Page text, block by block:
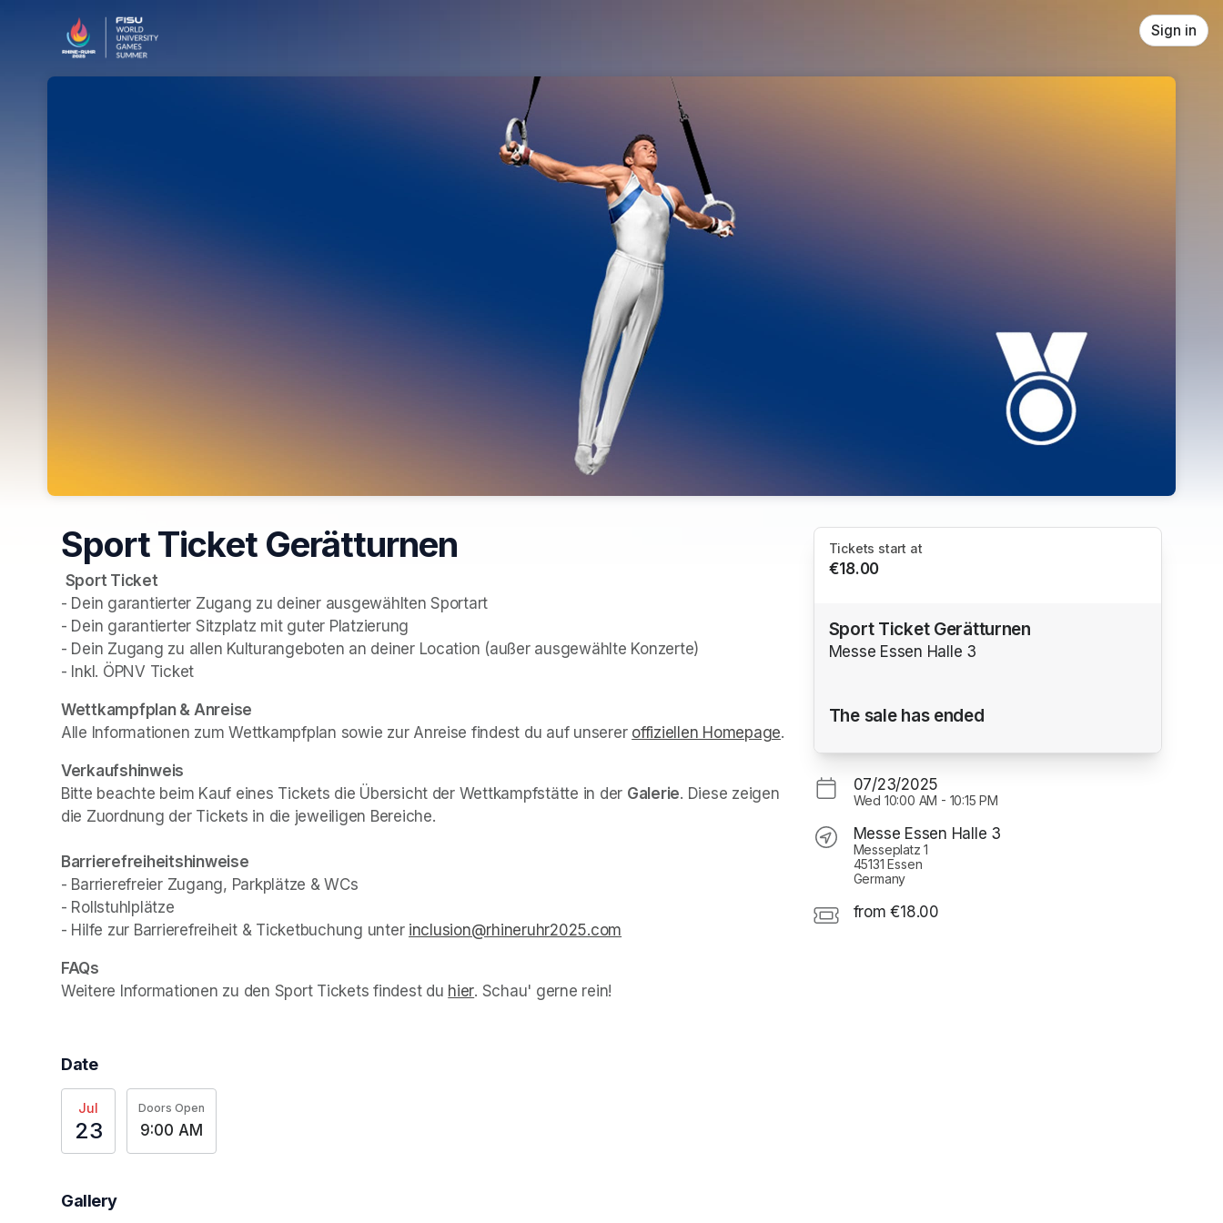
Sign in
Sport Ticket Gerätturnen
Sport Ticket
- Dein garantierter Zugang zu deiner ausgewählten Sportart
- Dein garantierter Sitzplatz mit guter Platzierung
- Dein Zugang zu allen Kulturangeboten an deiner Location (außer ausgewählte Konzerte)
- Inkl. ÖPNV Ticket
(opens in a new tab)
(opens in a new tab)
Wettkampfplan & Anreise
Alle Informationen zum Wettkampfplan sowie zur Anreise findest du auf unserer offiziellen Homepage(opens in a new tab)
.
Verkaufshinweis
Bitte beachte beim Kauf eines Tickets die Übersicht der Wettkampfstätte in der Galerie. Diese zeigen
die Zuordnung der Tickets in die jeweiligen Bereiche.
- Barrierefreier Zugang, Parkplätze & WCs
- Rollstuhlplätze
- Hilfe zur Barrierefreiheit & Ticketbuchung unter inclusion@rhineruhr2025.com
Weitere Informationen zu den Sport Tickets findest du hier(opens in a new tab)
. Schau' gerne rein!
Date
Jul
23
Doors Open
9:00 AM
Gallery
Tickets start at
€18.00
Sport Ticket Gerätturnen
Messe Essen Halle 3
The sale has ended
07/23/2025
Wed 10:00 AM - 10:15 PM
Messe Essen Halle 3
Messeplatz 1
45131 Essen
Germany
from €18.00